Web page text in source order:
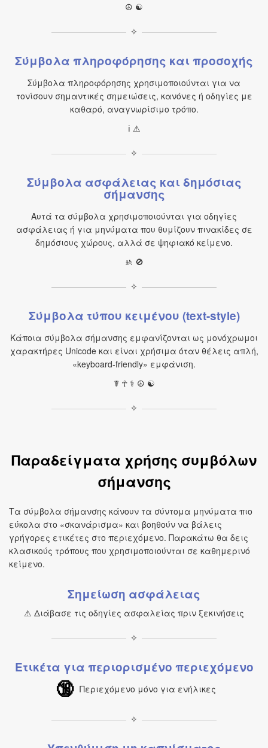
☮ ☯
✧
Σύμβολα πληροφόρησης και προσοχής
Σύμβολα πληροφόρησης χρησιμοποιούνται για να
τονίσουν σημαντικές σημειώσεις, κανόνες ή οδηγίες με
καθαρό, αναγνωρίσιμο τρόπο.
ℹ ⚠
✧
Σύμβολα ασφάλειας και δημόσιας
σήμανσης
Αυτά τα σύμβολα χρησιμοποιούνται για οδηγίες
ασφάλειας ή για μηνύματα που θυμίζουν πινακίδες σε
δημόσιους χώρους, αλλά σε ψηφιακό κείμενο.
🚸 🚫
✧
Σύμβολα τύπου κειμένου (text-style)
Κάποια σύμβολα σήμανσης εμφανίζονται ως μονόχρωμοι
χαρακτήρες Unicode και είναι χρήσιμα όταν θέλεις απλή,
«keyboard-friendly» εμφάνιση.
☤ ☥ ⚕ ☮ ☯
✧
Παραδείγματα χρήσης συμβόλων
σήμανσης
Τα σύμβολα σήμανσης κάνουν τα σύντομα μηνύματα πιο
εύκολα στο «σκανάρισμα» και βοηθούν να βάλεις
γρήγορες ετικέτες στο περιεχόμενο. Παρακάτω θα δεις
κλασικούς τρόπους που χρησιμοποιούνται σε καθημερινό
κείμενο.
Σημείωση ασφάλειας
⚠ Διάβασε τις οδηγίες ασφαλείας πριν ξεκινήσεις
✧
Ετικέτα για περιορισμένο περιεχόμενο
🔞 Περιεχόμενο μόνο για ενήλικες
✧